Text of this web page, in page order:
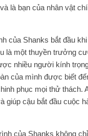
là bạn của nhân vật
của Shanks bắt đầu
là một thuyền trưởng
nhiều người kính
của mình được biết
phục mọi thử thách.
giúp cậu bắt đầu cuộc
của Shanks không